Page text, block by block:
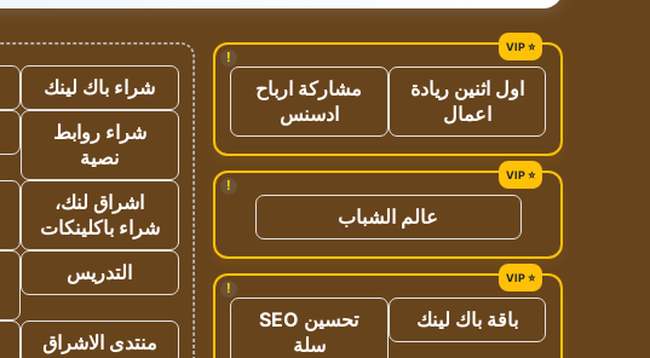
!
اول اثنين ريادة
اعمال
مشاركة ارباح
ادسنس
!
عالم الشباب
!
باقة باك لينك
تحسين SEO
سلة
شراء باك لينك
شراء روابط
نصية
اشراق لنك،
شراء باكلينكات
التدريس
منتدى الاشراق